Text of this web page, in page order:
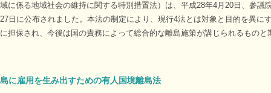
域に係る地域社会の維持に関する特別措置法）は、平成28年4月20日、参議
27日に公布されました。本法の制定により、現行4法とは対象と目的を異に
に担保され、今後は国の責務によって総合的な離島施策が講じられるものと
島に雇用を生み出すための有人国境離島法